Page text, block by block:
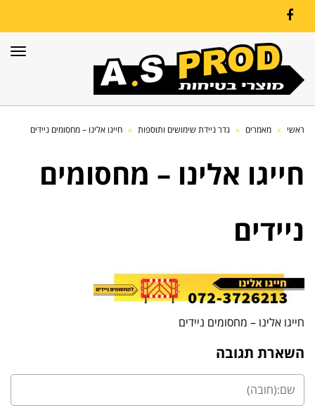
Facebook
ראשי » מאמרים » גדר ניידת שימושים ותוספות » חייגו אלינו – מחסומים ניידים
חייגו אלינו – מחסומים
ניידים
חייגו אלינו – מחסומים ניידים
השארת תגובה